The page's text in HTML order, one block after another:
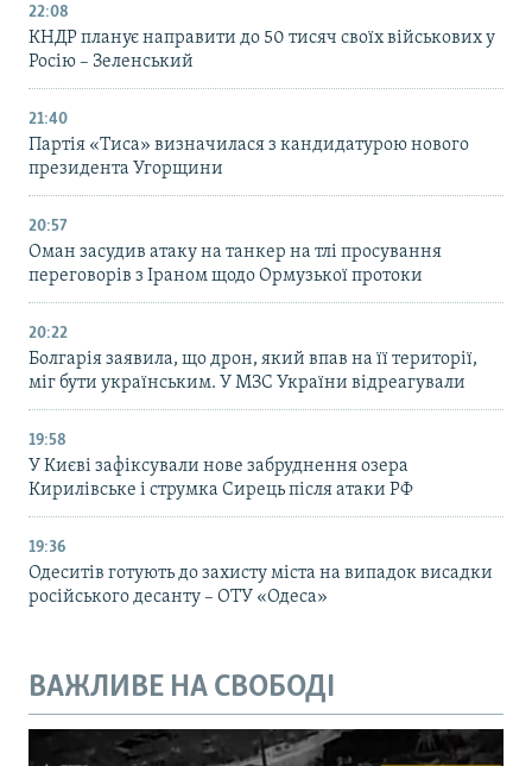
22:08
КНДР планує направити до 50 тисяч своїх військових у
Росію – Зеленський
21:40
Партія «Тиса» визначилася з кандидатурою нового
президента Угорщини
20:57
Оман засудив атаку на танкер на тлі просування
переговорів з Іраном щодо Ормузької протоки
20:22
Болгарія заявила, що дрон, який впав на її території,
міг бути українським. У МЗС України відреагували
19:58
У Києві зафіксували нове забруднення озера
Кирилівське і струмка Сирець після атаки РФ
19:36
Одеситів готують до захисту міста на випадок висадки
російського десанту – ОТУ «Одеса»
ВАЖЛИВЕ НА СВОБОДІ